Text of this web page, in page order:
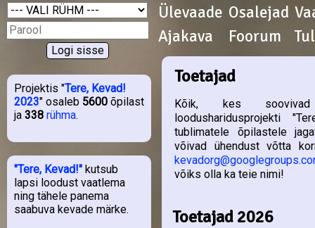
Projektis "Tere, Kevad!
2023" osaleb 5600 õpilast
ja 338 rühma.
"Tere, Kevad!" kutsub
lapsi loodust vaatlema
ning tähele panema
saabuva kevade märke.
Ülevaade Osalejad
Ajakava
Foorum
Toetajad
Kõik, kes
loodusharidusprojekti
tublimatele õpilastele
võivad ühendust võtta
võiks olla ka teie nimi!
Toetajad 2026